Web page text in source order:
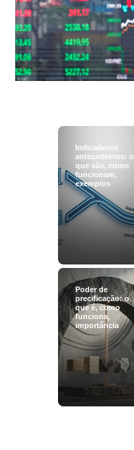
Indicadores
antecedentes: o
que são, como
funcionam,
exemplos
Poder de
precificação: o
que é, como
funciona,
importância